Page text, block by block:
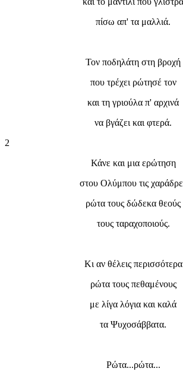
πίσω απ' τα μαλλιά.
Τον ποδηλάτη στη βροχή
που τρέχει ρώτησέ τον
και τη γριούλα π' αρχινά
να βγάζει και φτερά.
2
Κάνε και μια ερώτηση
στου Ολύμπου τις
ρώτα τους δώδεκα θεούς
τους ταραχοποιούς.
Κι αν θέλεις περισσότερα
ρώτα τους πεθαμένους
με λίγα λόγια και καλά
τα Ψυχοσάββατα.
Ρώτα...ρώτα...